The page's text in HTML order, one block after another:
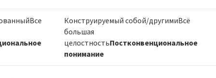
Конструируемый собой/другимиВсё
большая
целостностьПостконвенциональное
понимание